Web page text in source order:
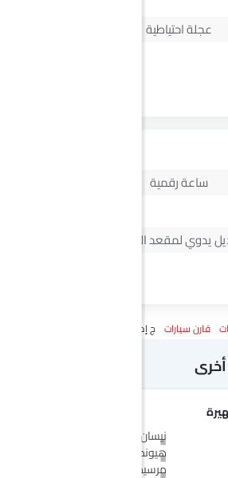
عجلة احتياطية
ساعة رقمية
يدوي لمقعد السائق
قارن سيارات ج إم سي فيجوس Vs نيسان روج
نيسان
هيونداي
مرسيدس-بنز